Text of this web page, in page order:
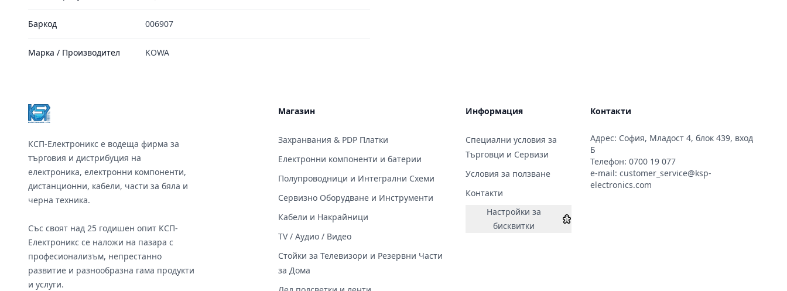
Баркод 006907
Марка / Производител KOWA
КСП-Електроникс е водеща фирма за
търговия и дистрибуция на
електроника, електронни компоненти,
дистанционни, кабели, части за бяла и
черна техника.
Със своят над 25 годишен опит КСП-
Електроникс се наложи на пазара с
професионализъм, непрестанно
развитие и разнообразна гама продукти
и услуги.
Магазин
Захранвания & PDP Платки
Електронни компоненти и батерии
Полупроводници и Интегрални Схеми
Сервизно Оборудване и Инструменти
Кабели и Накрайници
TV / Аудио / Видео
Стойки за Телевизори и Резервни Части
за Дома
Информация
Специални условия за
Търговци и Сервизи
Условия за ползване
Контакти
Настройки за
бисквитки
Контакти
Адрес: София, Младост 4, блок 439, вход
Б
Телефон: 0700 19 077
e-mail: customer_service@ksp-
electronics.com